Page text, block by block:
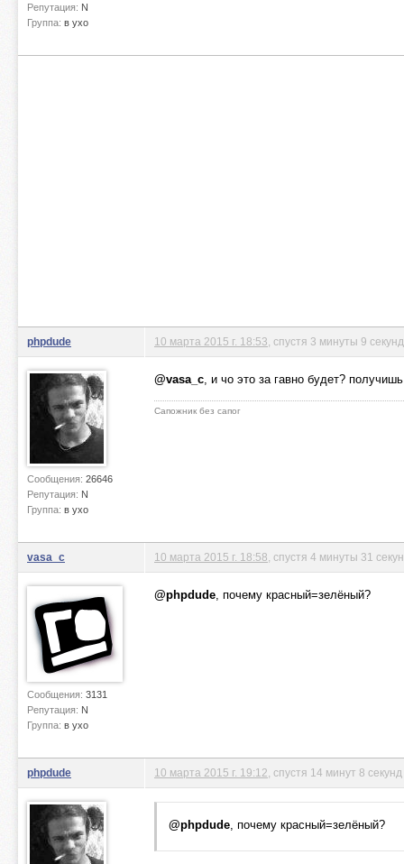
Репутация: N
Группа: в ухо
phpdude
Сообщения: 26646
Репутация: N
Группа: в ухо
10 марта 2015 г. 18:53 , спустя 3 минуты 9 секунд
@vasa_c, и чо это за гавно будет?
Сапожник без сапог
vasa_c
Сообщения: 3131
Репутация: N
Группа: в ухо
10 марта 2015 г. 18:58 , спустя 4 минуты 31
@phpdude, почему красный=зелёный?
phpdude 10 марта 2015 г. 19:12 , спустя 14 минут 8 секунд
@phpdude, почему красный=зелёный?